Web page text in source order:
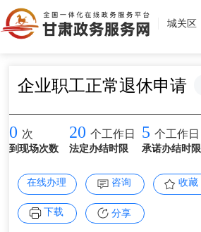
城关区
企业职工正常退休申请
0 次
到现场次数
20 个工作日
法定办结时限
5 个工作日
承诺办结时限
在线办理 咨询 收藏
下载 分享